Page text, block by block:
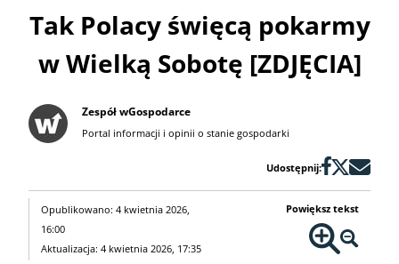
Tak Polacy święcą pokarmy
w Wielką Sobotę [ZDJĘCIA]
Zespół wGospodarce
Portal informacji i opinii o stanie gospodarki
Udostępnij:
Opublikowano: 4 kwietnia 2026,
16:00
Aktualizacja: 4 kwietnia 2026, 17:35
Powiększ tekst